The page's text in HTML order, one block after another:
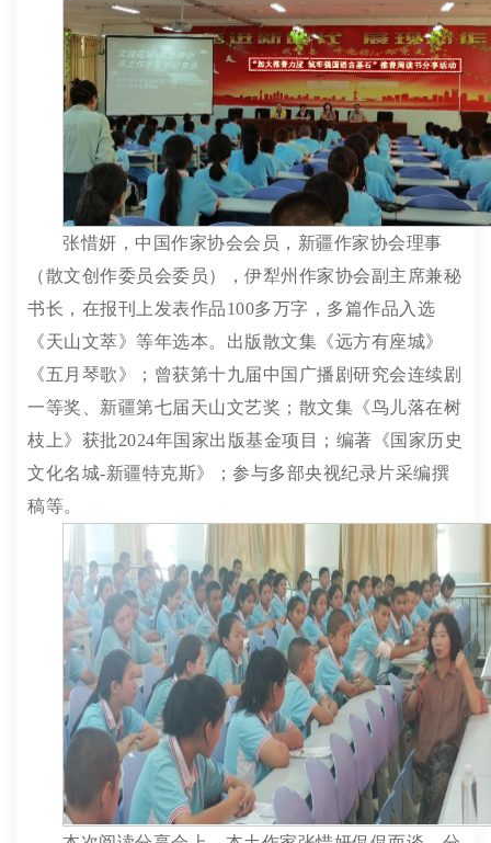
张惜妍， 中国作家协会会员， 新疆作家协会理事
（散文创作委员会委员）
，伊犁州作家协会副主席兼秘
书长， 在报刊上 发表作品100多万字 ， 多篇作品入选
《天山文萃》等年选本。 出版散文集《远方有座城》
《五月琴歌》； 曾获第十九届中国广播剧研究会连续剧
一等奖 、新疆第七届天山文艺奖； 散文集《鸟儿落在树
枝上》获批2024年国家出版基金项目；编著《国家历史
文化名城-新疆特克斯》； 参与多部央视纪录片采编撰
稿等。